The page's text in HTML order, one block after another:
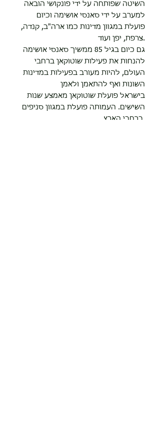
השיטה שפותחה על ידי פונקושי הובאה
למערב על ידי סאנסי אושימה וכיום
פועלת במגוון מדינות כמו ארה"ב, קנדה,
צרפת, יפן ועוד.
גם כיום בגיל 85 ממשיך סאנסי אושימה
להנחות את פעילות שוטוקאן ברחבי
העולם, להיות מעורב בפעילות במדינות
השונות ואף להתאמן ולאמן
בישראל פועלת שוטוקאן מאמצע שנות
השישים. העמותה פועלת במגוון סניפים